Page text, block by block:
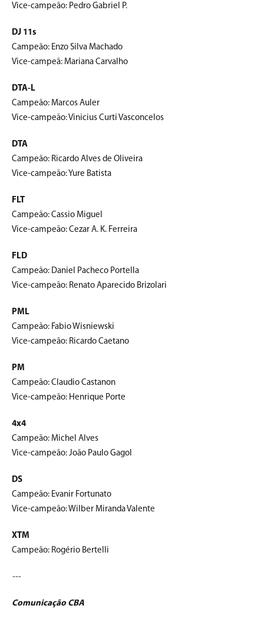
Vice-campeão: Pedro Gabriel P.
DJ 11s
Campeão: Enzo Silva Machado
Vice-campeã: Mariana Carvalho
DTA-L
Campeão: Marcos Auler
Vice-campeão: Vinicius Curti Vasconcelos
DTA
Campeão: Ricardo Alves de Oliveira
Vice-campeão: Yure Batista
FLT
Campeão: Cassio Miguel
Vice-campeão: Cezar A. K. Ferreira
FLD
Campeão: Daniel Pacheco Portella
Vice-campeão: Renato Aparecido Brizolari
PML
Campeão: Fabio Wisniewski
Vice-campeão: Ricardo Caetano
PM
Campeão: Claudio Castanon
Vice-campeão: Henrique Porte
4x4
Campeão: Michel Alves
Vice-campeão: João Paulo Gagol
DS
Campeão: Evanir Fortunato
Vice-campeão: Wilber Miranda Valente
XTM
Campeão: Rogério Bertelli
---
Comunicação CBA